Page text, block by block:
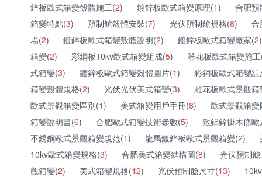
鋅板歐式箱變殼體施工(2) 鍍鋅板歐式箱變原理(1)
合肥
箱變特點(3) 預制艙殼體安裝(7) 光伏預制艙規格(8)
合
場(2) 鍍鋅板歐式箱變殼體說明(2) 鍍鋅板歐式箱變廠家(2)
箱變(2) 彩鋼板10kv歐式箱變組成(5)
雕花板歐式箱變施
式箱變(3) 鍍鋅板歐式箱變殼體圖片(1)
彩鋼板歐式箱變組
箱變殼體規格(2) 光伏光伏美式箱變(3)
雕花板歐式景觀
歐式景觀箱變區別(1) 美式箱變用戶手冊(8)
歐式景觀箱
箱變說明書(6) 合肥歐式箱變技術參數(5)
敷鋁鋅掛木條
不銹鋼歐式景觀箱變規范(1) 龍馬鍍鋅板歐式景觀箱變(2)
10kv歐式箱變規格(3) 合肥美式箱變結構圖(8)
光伏預制
觀箱變(2) 美式箱變規格(12) 光伏預制艙尺寸(13)